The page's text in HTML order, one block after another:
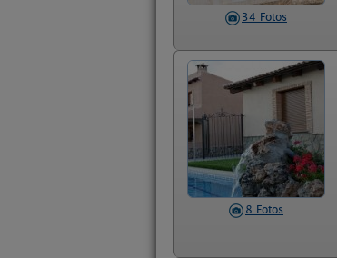
34 Fotos
8 Fotos